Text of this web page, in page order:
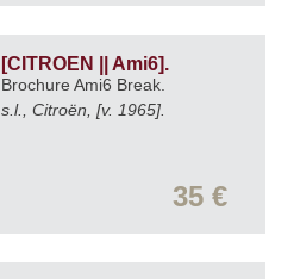
[CITROEN || Ami6].
Brochure Ami6 Break.
s.l., Citroën, [v. 1965].
35 €